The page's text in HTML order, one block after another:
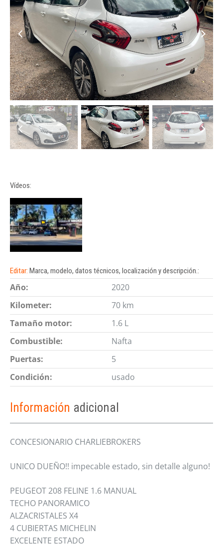
Vídeos:
Editar: Marca, modelo, datos técnicos, localización y descripción.:
Año:
2020
Kilometer:
70 km
Tamaño motor:
1.6 L
Combustible:
Nafta
Puertas:
5
Condición:
usado
Información adicional
CONCESIONARIO CHARLIEBROKERS
UNICO DUEÑO!! impecable estado, sin detalle alguno!
PEUGEOT 208 FELINE 1.6 MANUAL
TECHO PANORAMICO
ALZACRISTALES X4
4 CUBIERTAS MICHELIN
EXCELENTE ESTADO